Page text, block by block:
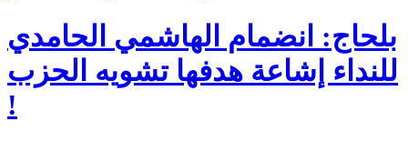
بلحاج: انضمام الهاشمي الحامدي
للنداء إشاعة هدفها تشويه الحزب
!